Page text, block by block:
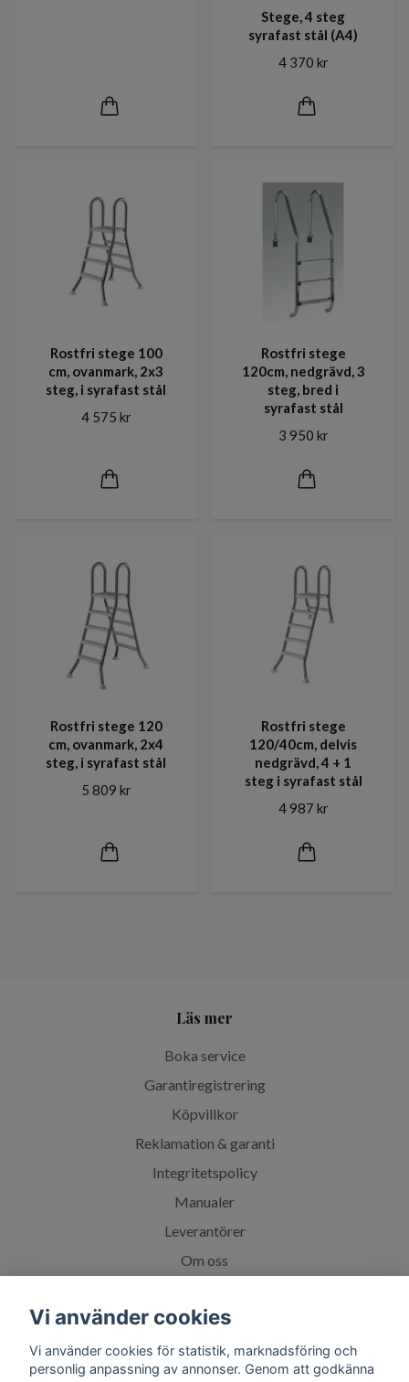
Stege, 4 steg
syrafast stål (A4)
4 370 kr
Rostfri stege 100
cm, ovanmark, 2x3
steg, i syrafast stål
4 575 kr
Rostfri stege
120cm, nedgrävd, 3
steg, bred i
syrafast stål
3 950 kr
Rostfri stege 120
cm, ovanmark, 2x4
steg, i syrafast stål
5 809 kr
Rostfri stege
120/40cm, delvis
nedgrävd, 4 + 1
steg i syrafast stål
4 987 kr
Läs mer
Boka service
Garantiregistrering
Köpvillkor
Reklamation & garanti
Integritetspolicy
Manualer
Leverantörer
Om oss
Spabadskolan
Vi använder cookies
Vi använder cookies för statistik, marknadsföring och
personlig anpassning av annonser. Genom att godkänna